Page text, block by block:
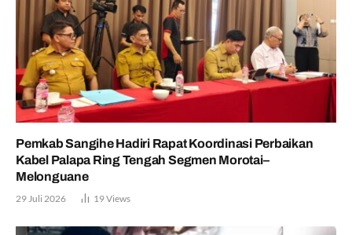
Pemkab Sangihe Hadiri Rapat Koordinasi Perbaikan
Kabel Palapa Ring Tengah Segmen Morotai–
Melonguane
29 Juli 2026 19Views